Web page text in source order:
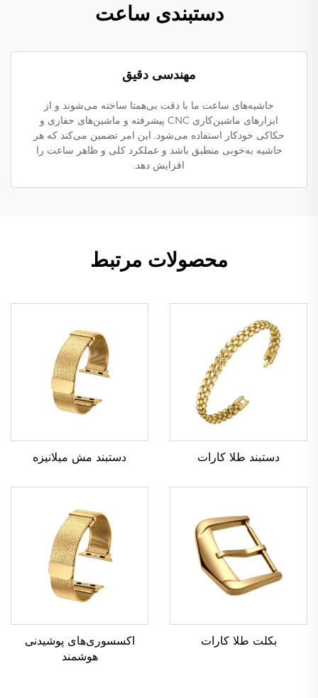
دستبندی ساعت
مهندسی دقیق
حاشیه‌های ساعت ما با دقت بی‌همتا ساخته می‌شوند و از
ابزارهای ماشین‌کاری CNC پیشرفته و ماشین‌های حفاری و
حکاکی خودکار استفاده می‌شود. این امر تضمین می‌کند که هر
حاشیه به‌خوبی منطبق باشد و عملکرد کلی و ظاهر ساعت را
افزایش دهد.
محصولات مرتبط
دستبند طلا کارات دستبند مش میلانیزه
بکلت طلا کارات
اکسسوری‌های پوشیدنی
هوشمند